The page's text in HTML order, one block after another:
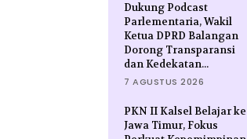
Dukung Podcast
Parlementaria, Wakil
Ketua DPRD Balangan
Dorong Transparansi
dan Kedekatan...
7 AGUSTUS 2026
PKN II Kalsel Belajar ke
Jawa Timur, Fokus